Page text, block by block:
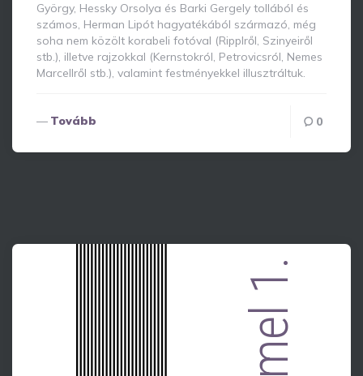
György, Hessky Orsolya és Barki Gergely tollából és
számos, Herman Lipót hagyatékából származó, még
soha nem közölt korabeli fotóval (Ripplről, Szinyeiről
stb.), illetve rajzokkal (Kernstokról, Petrovicsról, Nemes
Marcellről stb.), valamint festményekkel illusztráltuk.
Tovább 0